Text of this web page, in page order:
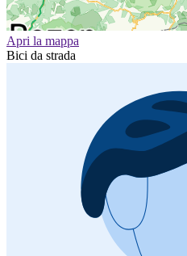
Apri la mappa
Bici da strada